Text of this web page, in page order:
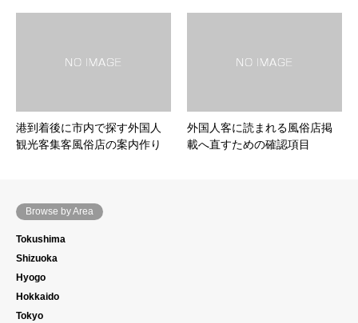
港到着後に市内で探す外国人
観光客集客風俗店の案内作り
外国人客に読まれる風俗店掲
載へ直すための確認項目
Browse by Area
Tokushima
Shizuoka
Hyogo
Hokkaido
Tokyo